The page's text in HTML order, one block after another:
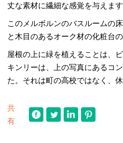
丈な素材に繊細な感覚を与えます
このメルボルンのバスルームの
と木目のあるオーク材の化粧台
屋根の上に緑を植えることは、
キンリーは、上の写真にあるコ
た。それは町の高校ではなく、
共
有